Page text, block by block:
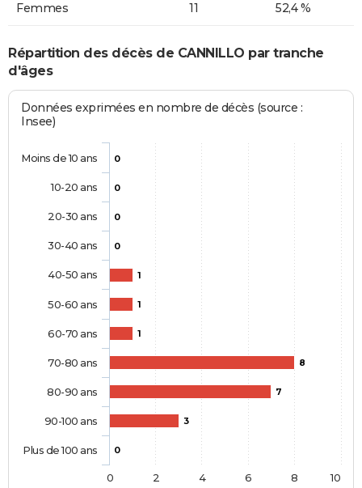
Femmes 11 52,4 %
Répartition des décès de CANNILLO par tranche
d'âges
Données exprimées en nombre de décès (source :
Insee)
0
0
0
0
1
1
1
8
7
3
0
Moins de 10 ans
10-20 ans
20-30 ans
30-40 ans
40-50 ans
50-60 ans
60-70 ans
70-80 ans
80-90 ans
90-100 ans
Plus de 100 ans
0 2 4 6 8 10